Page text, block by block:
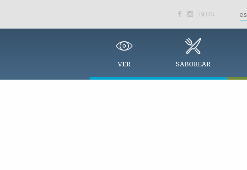
  BLOG es
VER SABOREAR